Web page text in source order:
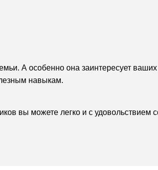
А особенно она заинтересует
навыкам.
вы можете легко и с